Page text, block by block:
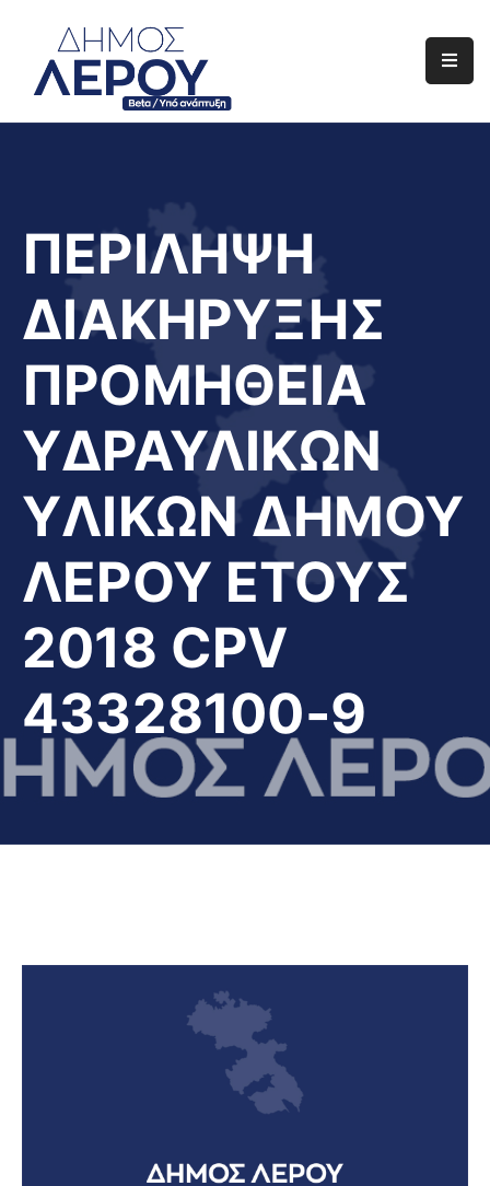
Αρχική
Διαφάνεια
Το
Νησί
Μας
ΠΕΡΙΛΗΨΗ
ΔΙΑΚΗΡΥΞΗΣ
ΠΡΟΜΗΘΕΙΑ
ΥΔΡΑΥΛΙΚΩΝ
YΛΙΚΩΝ ΔΗΜΟΥ
ΛΕΡΟΥ ΕΤΟΥΣ
2018 CPV
43328100-9